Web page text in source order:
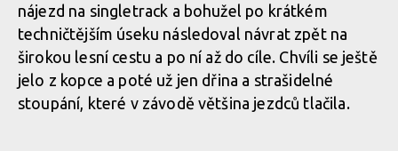
nájezd na singletrack a bohužel po krátkém
techničtějším úseku následoval návrat zpět na
širokou lesní cestu a po ní až do cíle. Chvíli se ještě
jelo z kopce a poté už jen dřina a strašidelné
stoupání, které v závodě většina jezdců tlačila.